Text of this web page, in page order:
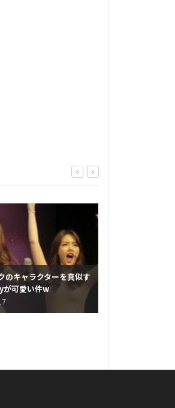
のキャラクターを真似す
可愛い件w